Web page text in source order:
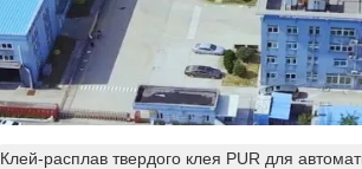
Клей-расплав твердого клея PUR для